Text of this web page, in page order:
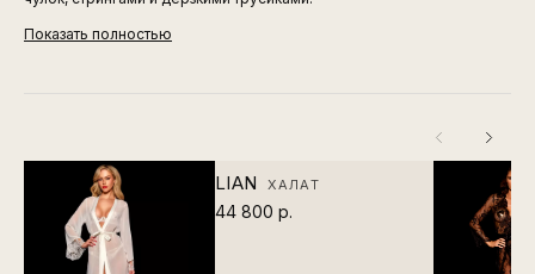
Показать полностью
LIAN ХАЛАТ
44 800 р.